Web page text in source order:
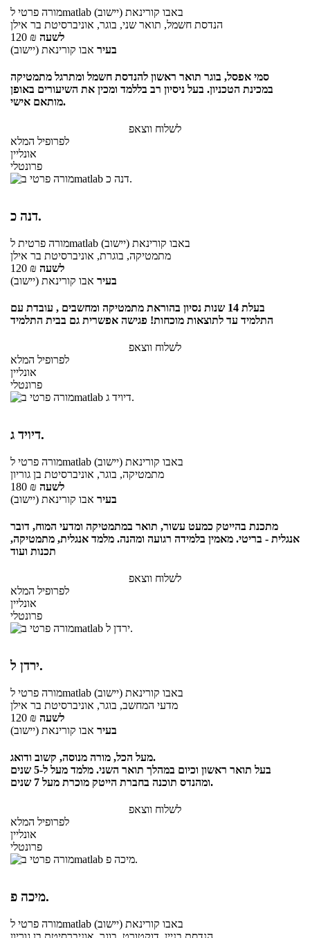
מורה פרטילmatlab באבו קורינאת (יישוב)
הנדסת חשמל, תואר שני, בוגר, אוניברסיטת בר אילן
120 ₪ לשעה
בעיר אבו קורינאת (יישוב)
סמי אפסל, בוגר תואר ראשון להנדסת חשמל ומתרגל מתמטיקה
במכינת הטכניון. בעל ניסיון רב בללמד ומכין את השיעורים באופן
מותאם אישי.
לשלוח ווצאפ
לפרופיל המלא
אונליין
פרונטלי
דנה כ.
מורה פרטיתלmatlab באבו קורינאת (יישוב)
מתמטיקה, בוגרת, אוניברסיטת בר אילן
120 ₪ לשעה
בעיר אבו קורינאת (יישוב)
בעלת 14 שנות נסיון בהוראת מתמטיקה ומחשבים , עובדת עם
התלמיד עד לתוצאות מוכחות! פגישה אפשרית גם בבית התלמיד
לשלוח ווצאפ
לפרופיל המלא
אונליין
פרונטלי
דיויד ג.
מורה פרטילmatlab באבו קורינאת (יישוב)
מתמטיקה, בוגר, אוניברסיטת בן גוריון
180 ₪ לשעה
בעיר אבו קורינאת (יישוב)
מתכנת בהייטק כמעט עשור, תואר במתמטיקה ומדעי המוח, דובר
אנגלית - בריטי. מאמין בלמידה רגועה ומהנה. מלמד אנגלית, מתמטיקה,
תכנות ועוד
לשלוח ווצאפ
לפרופיל המלא
אונליין
פרונטלי
ירדן ל.
מורה פרטילmatlab באבו קורינאת (יישוב)
מדעי המחשב, בוגר, אוניברסיטת בר אילן
120 ₪ לשעה
בעיר אבו קורינאת (יישוב)
מעל הכל, מורה מנוסה, קשוב ודואג.
בעל תואר ראשון וכיום במהלך תואר השני. מלמד מעל ל-5 שנים
ומהנדס תוכנה בחברת הייטק מוכרת מעל 7 שנים.
לשלוח ווצאפ
לפרופיל המלא
אונליין
פרונטלי
מיכה פ.
מורה פרטילmatlab באבו קורינאת (יישוב)